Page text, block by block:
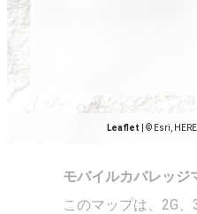
Leaflet © Esri,
モバイルカバレッジ
このマップは、2G